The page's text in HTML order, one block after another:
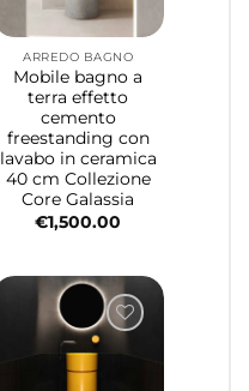
ARREDO BAGNO
Mobile bagno a
terra effetto
cemento
freestanding con
lavabo in ceramica
40 cm Collezione
Core Galassia
€1,500.00